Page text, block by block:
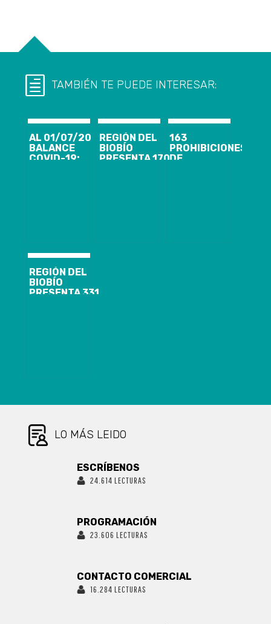
TAMBIÉN TE PUEDE INTERESAR:
AL 01/07/20
BALANCE
COVID-19:
REGIÓN DEL
BIOBÍO
PRESENTA 170
163
PROHIBICIONES
DE
REGIÓN DEL
BIOBÍO
PRESENTA 331
LO MÁS LEIDO
ESCRÍBENOS
24.614 LECTURAS
PROGRAMACIÓN
23.606 LECTURAS
CONTACTO COMERCIAL
16.284 LECTURAS